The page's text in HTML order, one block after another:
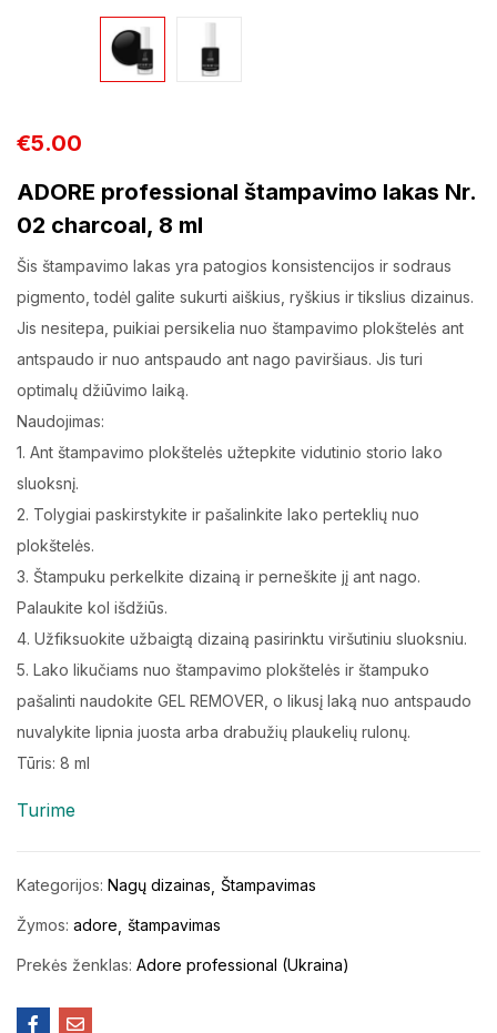
€5.00
ADORE professional štampavimo lakas Nr.
02 charcoal, 8 ml
Šis štampavimo lakas yra patogios konsistencijos ir sodraus
pigmento, todėl galite sukurti aiškius, ryškius ir tikslius dizainus.
Jis nesitepa, puikiai persikelia nuo štampavimo plokštelės ant
antspaudo ir nuo antspaudo ant nago paviršiaus. Jis turi
optimalų džiūvimo laiką.
Naudojimas:
1. Ant štampavimo plokštelės užtepkite vidutinio storio lako
sluoksnį.
2. Tolygiai paskirstykite ir pašalinkite lako perteklių nuo
plokštelės.
3. Štampuku perkelkite dizainą ir perneškite jį ant nago.
Palaukite kol išdžiūs.
4. Užfiksuokite užbaigtą dizainą pasirinktu viršutiniu sluoksniu.
5. Lako likučiams nuo štampavimo plokštelės ir štampuko
pašalinti naudokite GEL REMOVER, o likusį laką nuo antspaudo
nuvalykite lipnia juosta arba drabužių plaukelių rulonų.
Tūris: 8 ml
Turime
Kategorijos: Nagų dizainas Štampavimas
Žymos: adore štampavimas
Prekės ženklas: Adore professional (Ukraina)